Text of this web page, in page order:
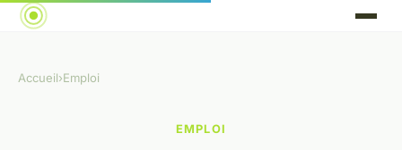
Accueil›Emploi
EMPLOI